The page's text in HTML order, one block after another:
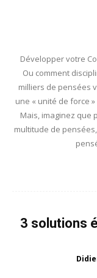
Développer votre
Ou comment
milliers de pensées
une « unité de force
Mais, imaginez que
multitude de
3 solutions